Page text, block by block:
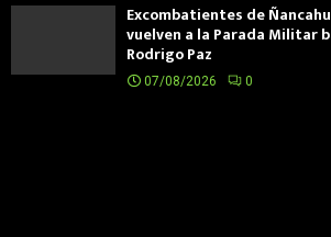
Excombatientes de
vuelven a la Parada Militar
Rodrigo Paz
07/08/2026 0